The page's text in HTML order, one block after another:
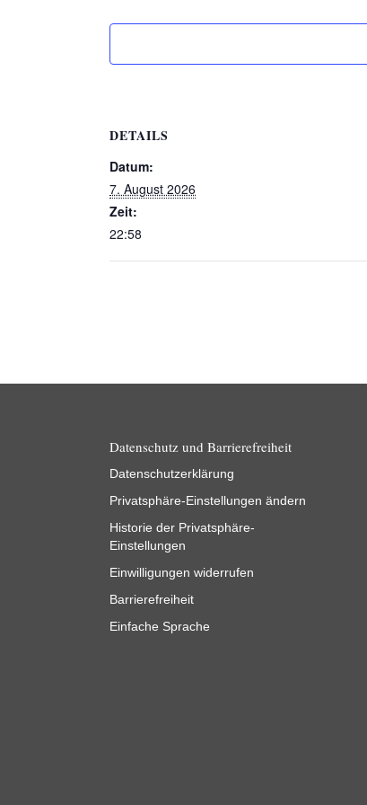
DETAILS
Datum:
7. August 2026
Zeit:
22:58
Datenschutz und Barrierefreiheit
Datenschutzerklärung
Privatsphäre-Einstellungen ändern
Historie der Privatsphäre-
Einstellungen
Einwilligungen widerrufen
Barrierefreiheit
Einfache Sprache